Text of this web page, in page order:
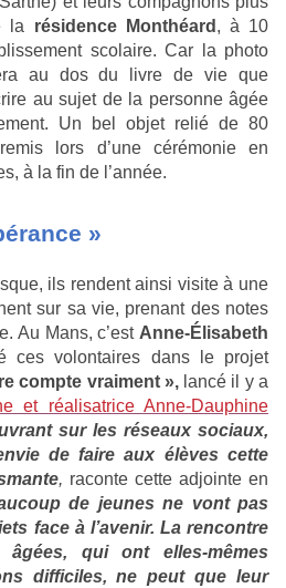
la résidence Monthéard , à 10
scolaire. Car la photo
au dos du livre de vie que
au sujet de la personne âgée
Un bel objet relié de 80
lors d’une cérémonie en
à la fin de l’année.
»
ils rendent ainsi visite à une
sur sa vie, prenant des notes
Au Mans, c’est Anne-Élisabeth
ces volontaires dans le projet
compte vraiment »,lancé il y a
et réalisatrice Anne-Dauphine
sur les réseaux sociaux,
de faire aux élèves cette
, raconte cette adjointe en
de jeunes ne vont pas
face à l’avenir. La rencontre
qui ont elles-mêmes
difficiles, ne peut que leur